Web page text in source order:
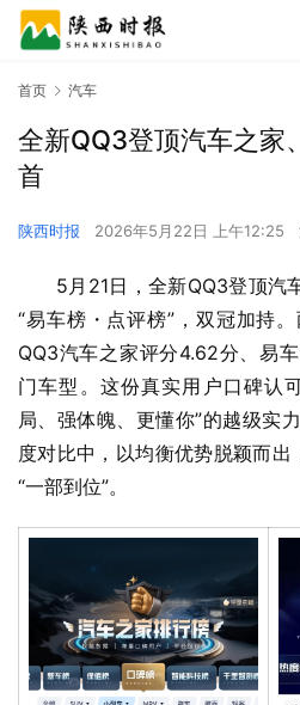
首页 汽车
全新QQ3登顶汽车之家
首
陕西时报 2026年5月22日 上午12:25
5月21日，全新QQ3登顶汽
“易车榜・点评榜”，双冠加持
QQ3汽车之家评分4.62分、易
门车型。这份真实用户口碑认
局、强体魄、更懂你”的越级实
度对比中，以均衡优势脱颖而
“一部到位”。